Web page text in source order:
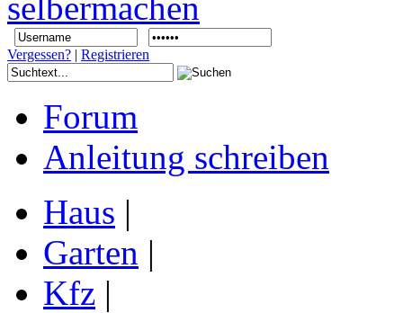
Vergessen? | Registrieren
Forum
Anleitung schreiben
Haus |
Garten |
Kfz |